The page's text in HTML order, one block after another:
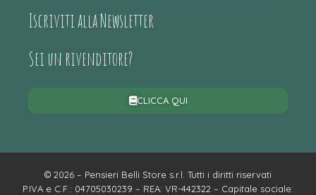
Iscriviti alla Newsletter
Sei un rivenditore?
CLICCA QUI
© 2026 – Pensieri Belli Store s.r.l. Tutti i diritti riservati
P.IVA e C.F.: 04705030239 – REA: VR-442322 – Capitale sociale: